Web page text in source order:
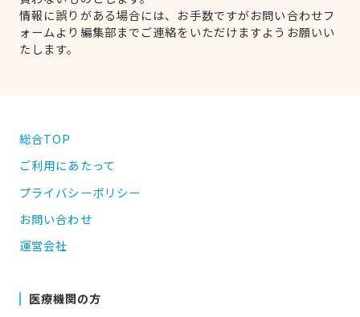
情報に誤りがある場合には、お手数ですがお問い合わせフ
ォームより編集部までご連絡をいただけますようお願いい
たします。
総合TOP
ご利用にあたって
プライバシーポリシー
お問い合わせ
運営会社
医療機関の方